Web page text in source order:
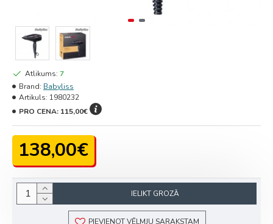
138,00€
Atlikums: 7
Brand: Babyliss
Artikuls: 1980232
PRO CENA: 115,00€
IELIKT GROZĀ
PIEVIENOT VĒLMJU SARAKSTAM